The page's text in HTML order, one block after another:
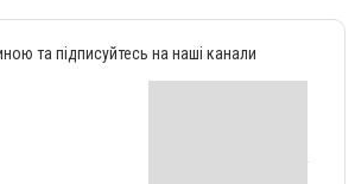
та підписуйтесь на наші канали